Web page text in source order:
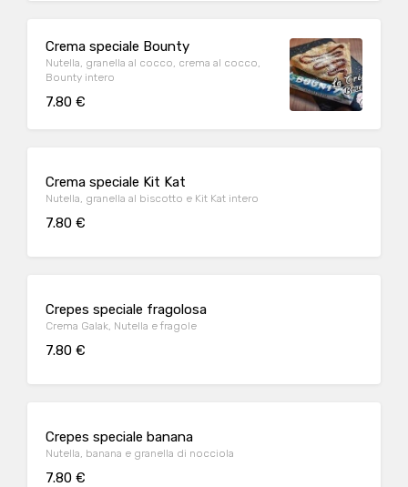
Crema speciale Bounty
Nutella, granella al cocco, crema al cocco,
Bounty intero
7.80 €
Crema speciale Kit Kat
Nutella, granella al biscotto e Kit Kat intero
7.80 €
Crepes speciale fragolosa
Crema Galak, Nutella e fragole
7.80 €
Crepes speciale banana
Nutella, banana e granella di nocciola
7.80 €